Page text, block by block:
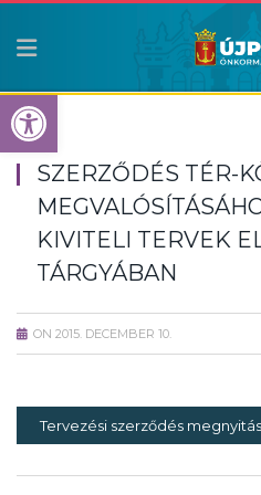
Eszköztár
SZERZŐDÉS TÉR-
KIVITELI TERVEK
TÁRGYÁBAN
ON 2015. DECEMBER 10.
Tervezési szerződés